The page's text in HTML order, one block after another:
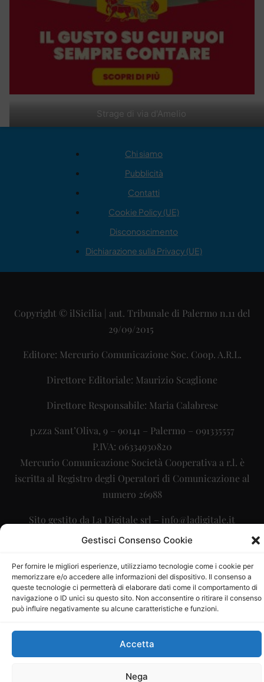
Gestisci Consenso Cookie
Per fornire le migliori esperienze, utilizziamo tecnologie come i cookie per
memorizzare e/o accedere alle informazioni del dispositivo. Il consenso a
queste tecnologie ci permetterà di elaborare dati come il comportamento di
navigazione o ID unici su questo sito. Non acconsentire o ritirare il consenso
può influire negativamente su alcune caratteristiche e funzioni.
Accetta
Nega
Strage di via d'Amelio
Chi siamo
Pubblicità
Contatti
Cookie Policy (UE)
Disconoscimento
Dichiarazione sulla Privacy (UE)
Copyright © ilSicilia | aut. Tribunale di Palermo n.11 del
29/09/2015
Editore: Mercurio Comunicazione Soc. Coop. A.R.L.
Direttore Editoriale: Maurizio Scaglione
Direttore Responsabile: Maria Calabrese
p.zza Sant’Oliva, 9 – 90141 – Palermo – 091335557
P.IVA: 06334930820
Mercurio Comunicazione Società Cooperativa a r.l. è
iscritta al Registro degli Operatori di Comunicazione al
numero 26988
Sito gestito da La Digitale srl – info@ladigitale.it